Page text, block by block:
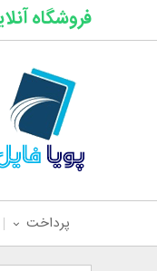
فروشگاه
پرداخت